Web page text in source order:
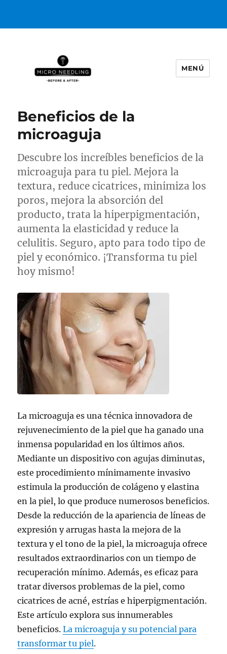
MENÚ
Beneficios de la
microaguja
Descubre los increíbles beneficios de la
microaguja para tu piel. Mejora la
textura, reduce cicatrices, minimiza los
poros, mejora la absorción del
producto, trata la hiperpigmentación,
aumenta la elasticidad y reduce la
celulitis. Seguro, apto para todo tipo de
piel y económico. ¡Transforma tu piel
hoy mismo!
La microaguja es una técnica innovadora de
rejuvenecimiento de la piel que ha ganado una
inmensa popularidad en los últimos años.
Mediante un dispositivo con agujas diminutas,
este procedimiento mínimamente invasivo
estimula la producción de colágeno y elastina
en la piel, lo que produce numerosos beneficios.
Desde la reducción de la apariencia de líneas de
expresión y arrugas hasta la mejora de la
textura y el tono de la piel, la microaguja ofrece
resultados extraordinarios con un tiempo de
recuperación mínimo. Además, es eficaz para
tratar diversos problemas de la piel, como
cicatrices de acné, estrías e hiperpigmentación.
Este artículo explora sus innumerables
beneficios.La microaguja y su potencial para
transformar tu piel.